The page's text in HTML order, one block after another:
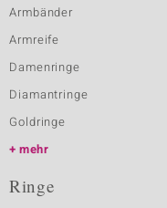
Armbänder
Armreife
Damenringe
Diamantringe
Goldringe
mehr
Ringe